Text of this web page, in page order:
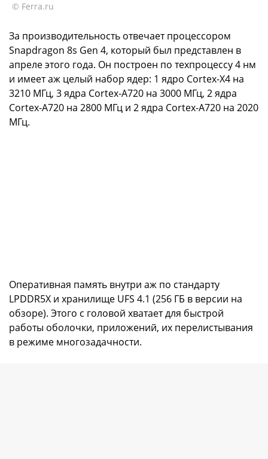
© Ferra.ru
За производительность отвечает процессором
Snapdragon 8s Gen 4, который был представлен в
апреле этого года. Он построен по техпроцессу 4 нм
и имеет аж целый набор ядер: 1 ядро Cortex-X4 на
3210 МГц, 3 ядра Cortex-A720 на 3000 МГц, 2 ядра
Cortex-A720 на 2800 МГц и 2 ядра Cortex-A720 на 2020
МГц.
Оперативная память внутри аж по стандарту
LPDDR5X и хранилище UFS 4.1 (256 ГБ в версии на
обзоре). Этого с головой хватает для быстрой
работы оболочки, приложений, их перелистывания
в режиме многозадачности.